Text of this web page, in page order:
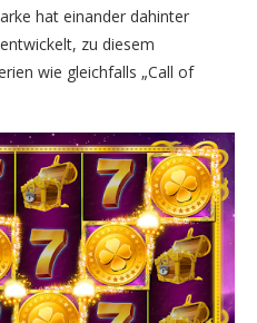
hat einander dahinter
zu diesem
wie gleichfalls „Call of